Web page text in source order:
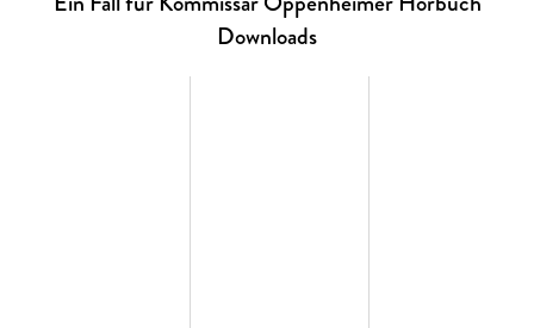
Tanzpalast (1950)
Downloads